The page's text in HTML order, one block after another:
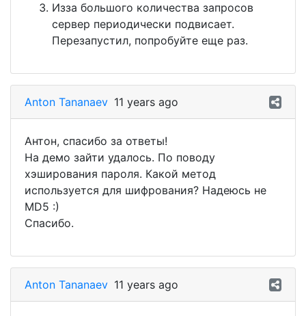
Изза большого количества запросов
сервер периодически подвисает.
Перезапустил, попробуйте еще раз.
Anton Tananaev 11 years ago
Антон, спасибо за ответы!
На демо зайти удалось. По поводу
хэширования пароля. Какой метод
используется для шифрования? Надеюсь не
MD5 :)
Спасибо.
Anton Tananaev 11 years ago